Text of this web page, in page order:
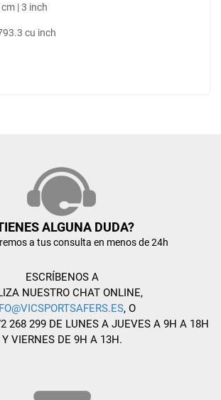
| 3 inch
cu inch
ALGUNA DUDA?
a tus consulta en menos de 24h
ESCRÍBENOS A
NUESTRO CHAT ONLINE,
, O
268 299 DE LUNES A JUEVES A 9H A 18H
Y VIERNES DE 9H A 13H.